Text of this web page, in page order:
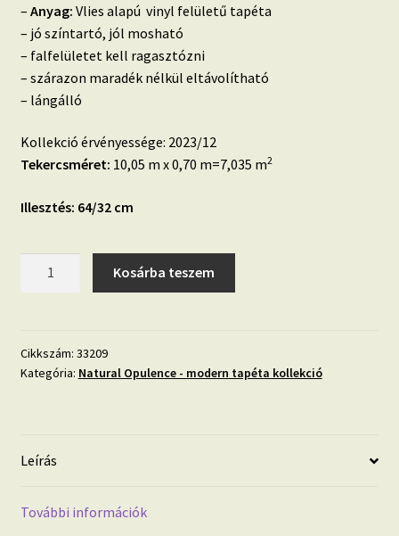
– Anyag: Vlies alapú vinyl felületű tapéta
– jó színtartó, jól mosható
– falfelületet kell ragasztózni
– szárazon maradék nélkül eltávolítható
– lángálló
Kollekció érvényessége: 2023/12
Tekercsméret: 10,05 m x 0,70 m=7,035 m2
Illesztés: 64/32 cm
mennyiség
Kosárba teszem
Cikkszám: 33209
Kategória: Natural Opulence - modern tapéta kollekció
Leírás
További információk